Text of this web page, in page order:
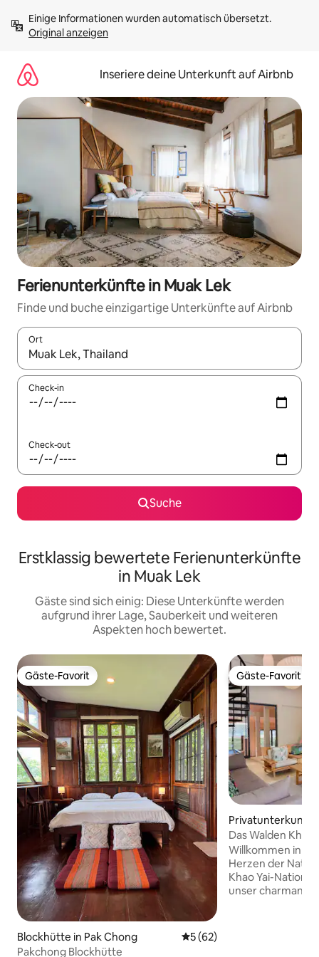
Inhalten
springenOriginal anzeigen
Inseriere deine Unterkunft auf Airbnb
Ferienunterkünfte in Muak Lek
Finde und buche einzigartige Unterkünfte auf Airbnb
Ort
Wenn Ergebnisse verfügbar sind, navigiere mit den
Check-in
Check-out
Suche
Erstklassig bewertete Ferienunterkünfte
in Muak Lek
Gäste sind sich einig: Diese Unterkünfte werden
aufgrund ihrer Lage, Sauberkeit und weiteren
Aspekten hoch bewertet.
Gäste-Favorit
Gäste-Favorit
Blockhütte in Pak Chong Durchschnittliche
5 (62)
Pakchong Blockhütte
Gäste-Favorit
Gäste-Favorit
Privatunterkunft
Das Walden
Willkommen in
Herzen der
Khao Yai-
unser